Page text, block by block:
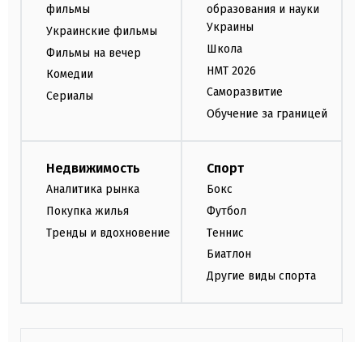
фильмы
Украинские фильмы
Фильмы на вечер
Комедии
Сериалы
образования и науки
Украины
Школа
НМТ 2026
Саморазвитие
Обучение за границей
Недвижимость
Аналитика рынка
Покупка жилья
Тренды и вдохновение
Спорт
Бокс
Футбол
Теннис
Биатлон
Другие виды спорта